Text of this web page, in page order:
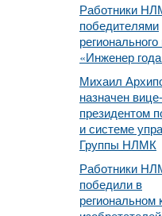
Работники
победителями
«Инженер
Михаил
назначен вице-
президентом
и системе
Группы НЛМК
Работники
победили в
региональном